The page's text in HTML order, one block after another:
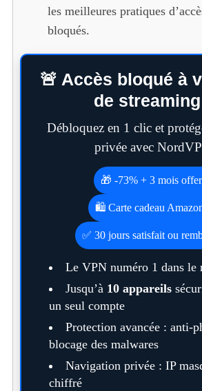
les meilleures pratiques
bloqués.
🚨 Accès bloqué à
de
Débloquez en 1 clic et
privée avec
🎁 -73% + 3 mois
🛍️ Carte cadeau
✅ 30 jours satisfait ou
Le VPN numéro 1 dans le
Jusqu’à 10 appareils
un seul compte
Protection avancée : anti-
blocage des malwares
Navigation privée : IP
chiffré